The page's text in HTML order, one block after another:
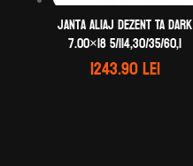
Janta aliaj DEZENT TA dark
7.00×18 5/114,30/35/60,1
1243.90lei